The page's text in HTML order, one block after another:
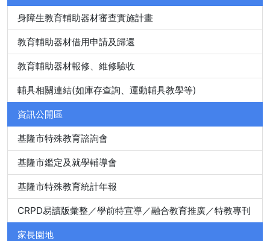
身障生教育輔助器材審查實施計畫
教育輔助器材借用申請及歸還
教育輔助器材報修、維修驗收
輔具相關連結(如庫存查詢、運動輔具教學等)
資訊公開區
基隆市特殊教育諮詢會
基隆市鑑定及就學輔導會
基隆市特殊教育統計年報
CRPD易讀版彙整／學前特宣導／融合教育推廣／特教專刊
家長園地